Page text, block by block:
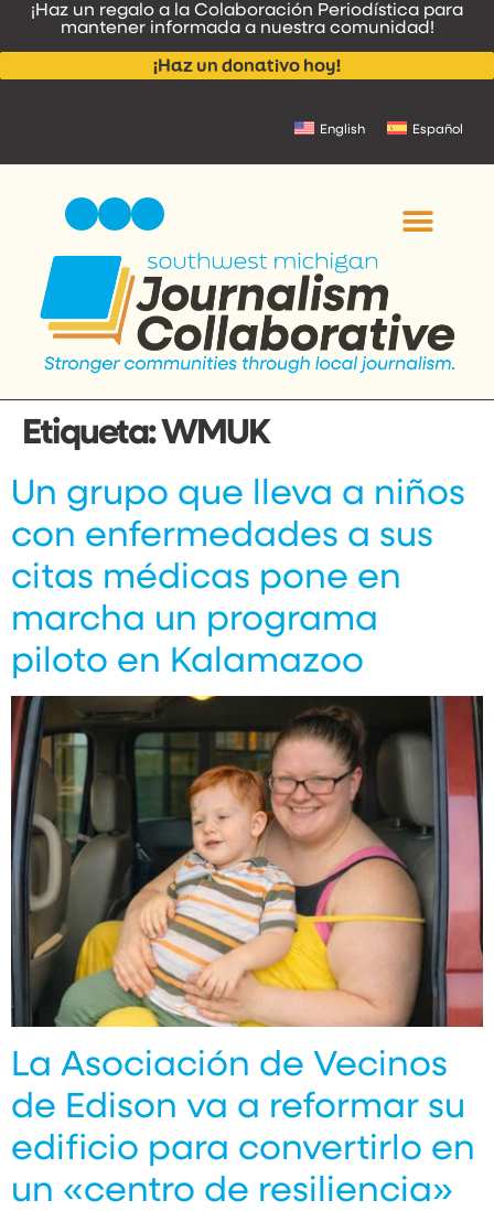
contenido
¡Haz un regalo a la Colaboración Periodística para
mantener informada a nuestra comunidad!
¡Haz un donativo hoy!
English Español
Etiqueta:WMUK
Un grupo que lleva a niños
con enfermedades a sus
citas médicas pone en
marcha un programa
piloto en Kalamazoo
La Asociación de Vecinos
de Edison va a reformar su
edificio para convertirlo en
un «centro de resiliencia»